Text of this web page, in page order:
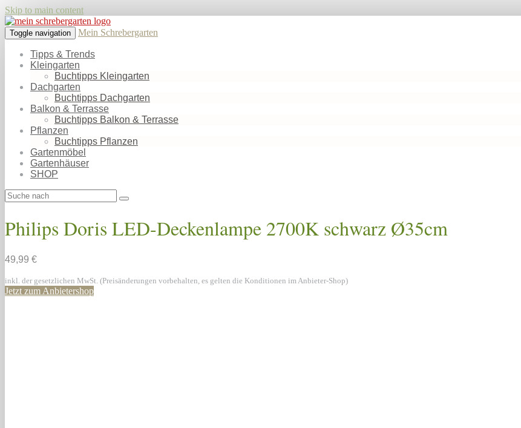
Skip to main content
Toggle navigation Mein Schrebergarten
Tipps & Trends
Kleingarten
Buchtipps Kleingarten
Dachgarten
Buchtipps Dachgarten
Balkon & Terrasse
Buchtipps Balkon & Terrasse
Pflanzen
Buchtipps Pflanzen
Gartenmöbel
Gartenhäuser
SHOP
Philips Doris LED-Deckenlampe 2700K schwarz Ø35cm
49,99 €
inkl. der gesetzlichen MwSt. (Preisänderungen vorbehalten, es gelten die Konditionen im Anbieter-Shop)
Jetzt zum Anbietershop